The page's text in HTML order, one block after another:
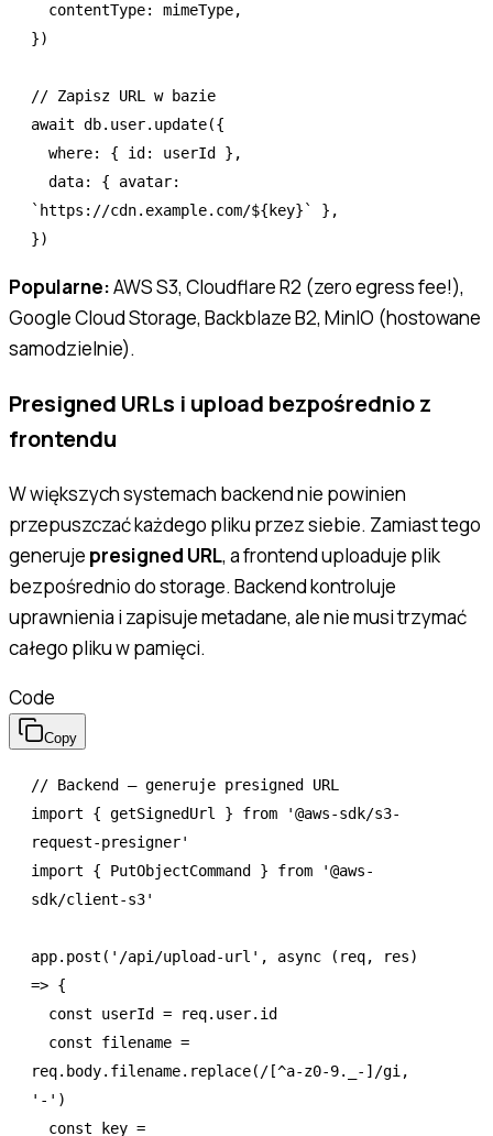
  contentType
: mimeType,
})
// Zapisz URL w bazie
await db. user.update({
  where
: { id : userId } ,
  data
: { avatar:
`https://cdn.example.com/${ key} ` } ,
})
Popularne:AWS S3, Cloudflare R2 (zero egress fee!),
Google Cloud Storage, Backblaze B2, MinIO (hostowane
samodzielnie).
Presigned URLs i upload bezpośrednio z
frontendu
W większych systemach backend nie powinien
przepuszczać każdego pliku przez siebie. Zamiast tego
generuje presigned URL, a frontend uploaduje plik
bezpośrednio do storage. Backend kontroluje
uprawnienia i zapisuje metadane, ale nie musi trzymać
całego pliku w pamięci.
Code
Copy
// Backend — generuje presigned URL
import { getSignedUrl } from '@aws-sdk/s3-
request-presigner'
import { PutObjectCommand } from '@aws-
sdk/client-s3'
app.post ( '/api/upload-url' , async (req,
=> {
  const
userId = req. user.id
  const
filename =
req. body. filename.replace( /[^a-z0-9._-]/gi ,
'-' )
  const
key =